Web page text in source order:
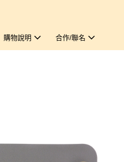
購物說明 合作/聯名